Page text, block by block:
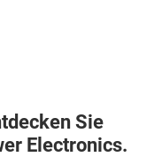
Sie
Electronics.